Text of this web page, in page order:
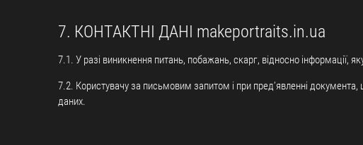
7. КОНТАКТНІ ДАНІ makeportraits.in.ua
7.1. У разі виникнення питань, побажань, скарг, відносно
7.2. Користувачу за письмовим запитом і при пред’явленні
даних.